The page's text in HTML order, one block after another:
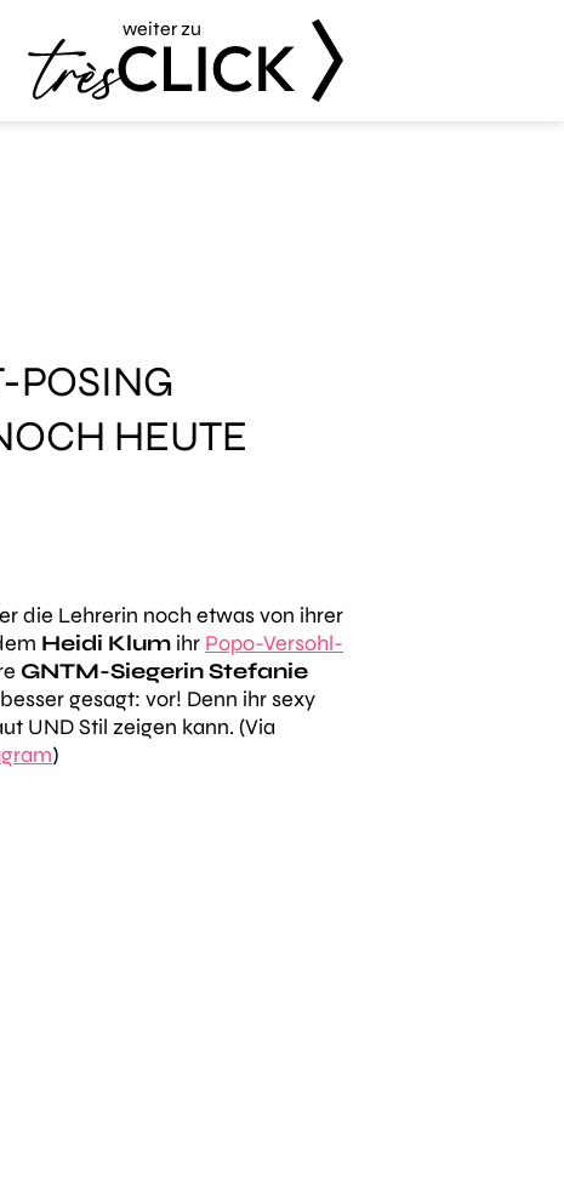
weiter zu
POSING
HEUTE
die Lehrerin noch etwas von ihrer
Heidi Klum ihr Popo-Versohl-
GNTM-Siegerin Stefanie
gesagt: vor! Denn ihr sexy
UND Stil zeigen kann. (Via
)